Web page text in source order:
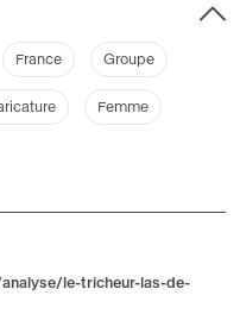
France Groupe
Femme
le-tricheur-las-de-